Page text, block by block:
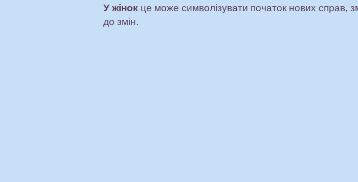
У жінокце може символізувати початок нових справ,
до змін.